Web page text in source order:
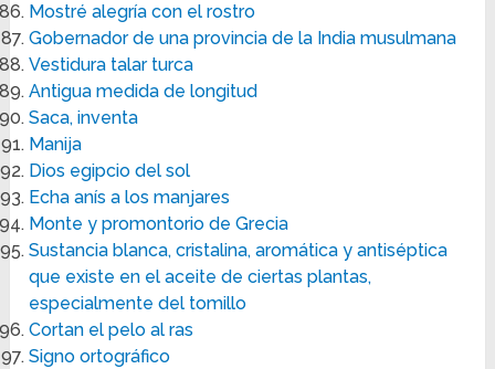
Mostré alegría con el rostro
Gobernador de una provincia de la India musulmana
Vestidura talar turca
Antigua medida de longitud
Saca, inventa
Manija
Dios egipcio del sol
Echa anís a los manjares
Monte y promontorio de Grecia
Sustancia blanca, cristalina, aromática y antiséptica
que existe en el aceite de ciertas plantas,
especialmente del tomillo
Cortan el pelo al ras
Signo ortográfico